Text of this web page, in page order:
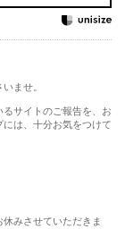
ませ。
サイトのご報告を、お
は、十分お気をつけて
みさせていただきま